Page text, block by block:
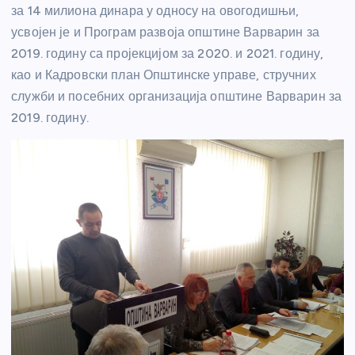
за 14 милиона динара у односу на овогодишњи,
усвојен је и Програм развоја општине Варварин за
2019. годину са пројекцијом за 2020. и 2021. годину,
као и Кадровски план Општинске управе, стручних
служби и посебних организација општине Варварин за
2019. годину.